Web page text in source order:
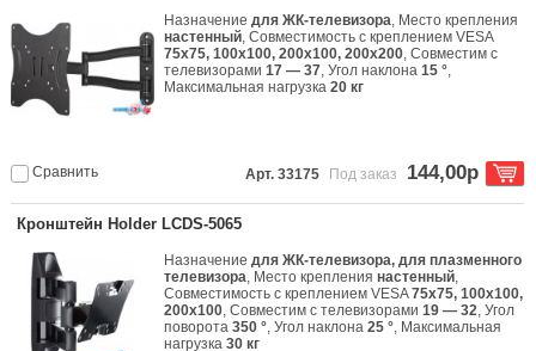
Назначениедля ЖК-телевизора, Место крепления
настенный, Совместимость с креплением VESA
75x75, 100x100, 200x100, 200x200, Совместим с
телевизорами17 — 37, Угол наклона15 °,
Максимальная нагрузка20 кг
Сравнить Арт. 33175 Под заказ 144,00р
Кронштейн Holder LCDS-5065
Назначениедля ЖК-телевизора, для плазменного
телевизора, Место креплениянастенный,
Совместимость с креплением VESA75x75, 100x100,
200x100, Совместим с телевизорами19 — 32, Угол
поворота350 °, Угол наклона25 °, Максимальная
нагрузка30 кг